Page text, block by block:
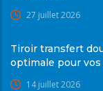
27 juillet 2026
Tiroir transfert
optimale pour
14 juillet 2026